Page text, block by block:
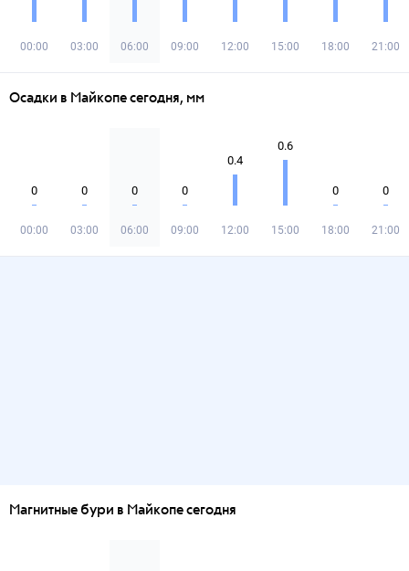
00:00 03:00 06:00 09:00 12:00 15:00 18:00 21:00
Осадки в Майкопе сегодня, мм
0
00:00
0
03:00
0
06:00
0
09:00
0.4
12:00
0.6
15:00
0
18:00
0
21:00
Магнитные бури в Майкопе сегодня